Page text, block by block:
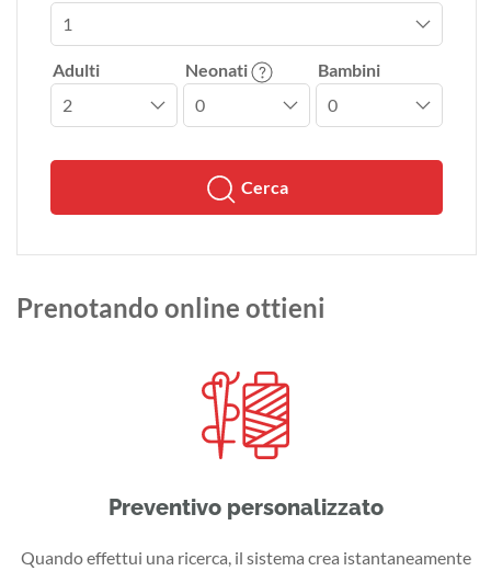
Adulti Neonati Bambini
Cerca
Prenotando online ottieni
Preventivo personalizzato
Quando effettui una ricerca, il sistema crea istantaneamente